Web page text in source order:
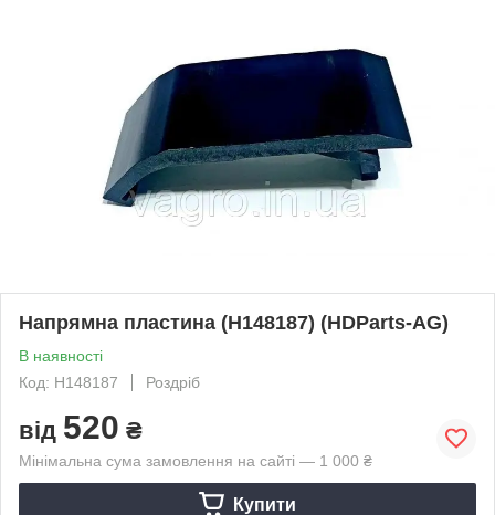
Напрямна пластина (H148187) (HDParts-AG)
В наявності
Код: H148187
Роздріб
від 520 ₴
Мінімальна сума замовлення на сайті — 1 000 ₴
Купити